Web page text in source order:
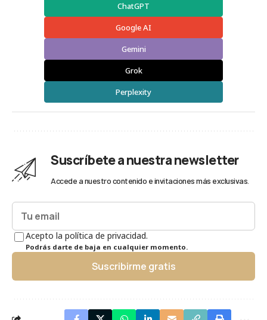
ChatGPT
Google AI
Gemini
Grok
Perplexity
Suscríbete a nuestra newsletter
Accede a nuestro contenido e invitaciones más exclusivas.
Acepto la política de privacidad.
Podrás darte de baja en cualquier momento.
Suscribirme gratis